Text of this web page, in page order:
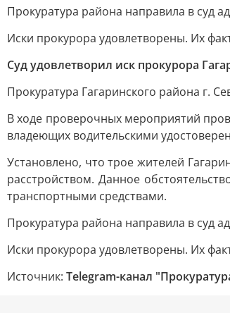
Прокуратура района направила в суд
Иски прокурора удовлетворены. Их
Суд удовлетворил иск прокурора
Прокуратура Гагаринского района г.
В ходе проверочных мероприятий
владеющих водительскими
Установлено, что трое жителей
расстройством. Данное
транспортными средствами.
Прокуратура района направила в суд
Иски прокурора удовлетворены. Их
Источник: Telegram-канал